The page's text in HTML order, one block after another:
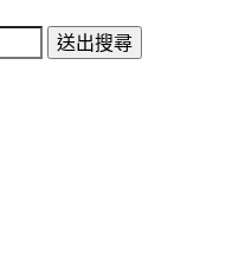
送出搜尋